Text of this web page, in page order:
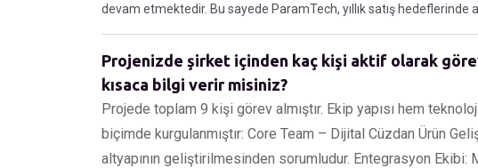
devam etmektedir. Bu sayede ParamTech, yıllık satış hedeflerinde
Projenizde şirket içinden kaç kişi aktif olarak
kısaca bilgi verir misiniz?
Projede toplam 9 kişi görev almıştır. Ekip yapısı hem
biçimde kurgulanmıştır: Core Team – Dijital Cüzdan Ürün
altyapının geliştirilmesinden sorumludur. Entegrasyon Ekibi: